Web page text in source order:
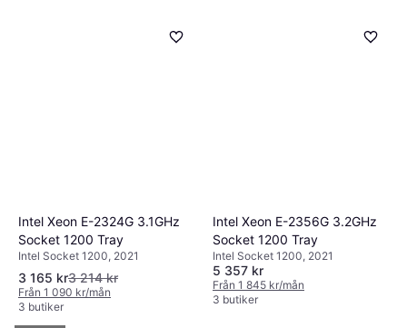
Intel Xeon E-2324G 3.1GHz
Socket 1200 Tray
Intel Socket 1200, 2021
3 165 kr3 214 kr
Från 1 090 kr/mån
3 butiker
Intel Xeon E-2356G 3.2GHz
Socket 1200 Tray
Intel Socket 1200, 2021
5 357 kr
Från 1 845 kr/mån
3 butiker